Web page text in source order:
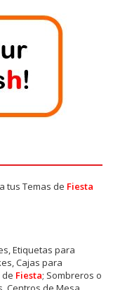
tus Temas de Fiesta
Etiquetas para
Cajas para
de Fiesta; Sombreros o